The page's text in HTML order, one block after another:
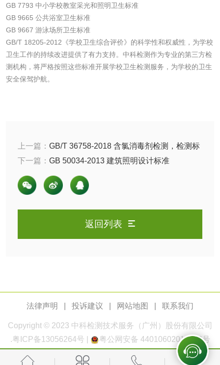
GB 7793 中小学校教室采光和照明卫生标准
GB 9665 公共浴室卫生标准
GB 9667 游泳场所卫生标准
GB/T 18205-2012《学校卫生综合评价》的科学性和权威性，为学校
卫生工作的持续改进提供了有力支持。中科检测作为专业的第三方检
测机构，将严格按照这些标准开展学校卫生检测服务，为学校的卫生
安全保驾护航。
上一篇： GB/T 36758-2018 含氯消毒剂检测，检测标
准以及检测项目是什么？
下一篇： GB 50034-2013 建筑照明设计标准
返回列表
法律声明 投诉建议 网站地图 联系我们
Copyright © 2023 中科检测 技术服务（广州）股份有限公司
.粤ICP备13056264号 粤公网安备 44010602011168号
工业乳状氢氧化钙
三氯异氰尿酸检测
碳酸钙检测
脱硫脱硝活性炭检
测
煤质活性炭检测
检测
农药肥料
有机肥检测 钾肥检测
磷酸肥料检测